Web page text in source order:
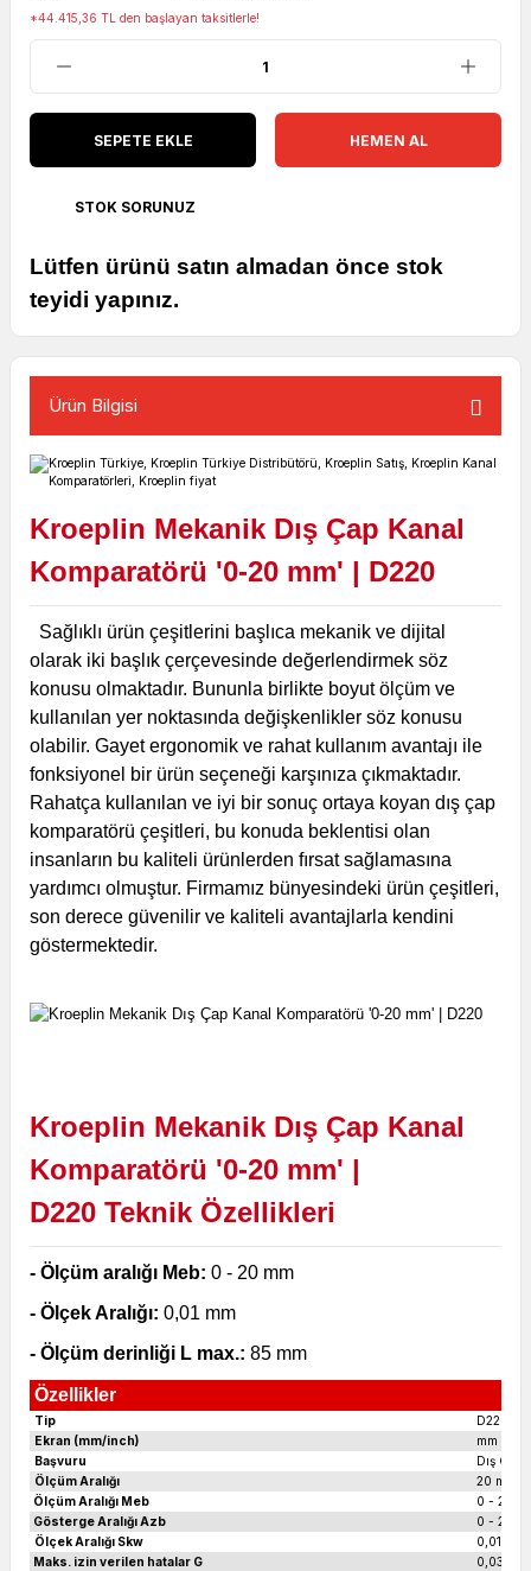
*44.415,36 TL den başlayan taksitlerle!
SEPETE EKLE HEMEN AL
STOK SORUNUZ
Lütfen ürünü satın almadan önce stok
teyidi yapınız.
Ürün Bilgisi
Kroeplin Mekanik Dış Çap Kanal
Komparatörü '0-20 mm' | D220
Sağlıklı ürün çeşitlerini başlıca mekanik ve dijital
olarak iki başlık çerçevesinde değerlendirmek söz
konusu olmaktadır. Bununla birlikte boyut ölçüm ve
kullanılan yer noktasında değişkenlikler söz konusu
olabilir. Gayet ergonomik ve rahat kullanım avantajı ile
fonksiyonel bir ürün seçeneği karşınıza çıkmaktadır.
Rahatça kullanılan ve iyi bir sonuç ortaya koyan dış çap
komparatörü çeşitleri, bu konuda beklentisi olan
insanların bu kaliteli ürünlerden fırsat sağlamasına
yardımcı olmuştur. Firmamız bünyesindeki ürün çeşitleri,
son derece güvenilir ve kaliteli avantajlarla kendini
göstermektedir.
Kroeplin Mekanik Dış Çap Kanal
Komparatörü '0-20 mm' |
D220 Teknik Özellikleri
- Ölçüm aralığı Meb: 0 - 20 mm
- Ölçek Aralığı: 0,01 mm
- Ölçüm derinliği L max.: 85 mm
Özellikler
Tip
D220
Ekran (mm/inch)
mm
Başvuru
Dış
Ölçüm Aralığı
20 mm
Ölçüm Aralığı Meb
0 - 20
Gösterge Aralığı Azb
0 - 20,5
Ölçek Aralığı Skw
0,01 mm
Maks. izin verilen hatalar G
0,03 mm